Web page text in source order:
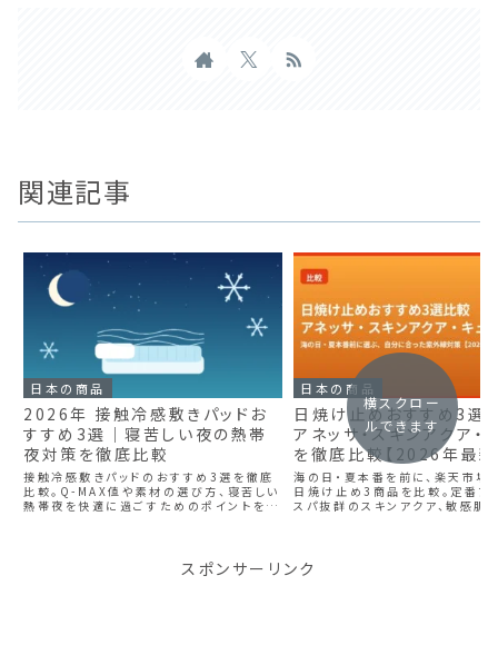
関連記事
日本の商品
2026年 接触冷感敷きパッドお
すすめ3選｜寝苦しい夜の熱帯
夜対策を徹底比較
接触冷感敷きパッドのおすすめ3選を徹底
比較。Q-MAX値や素材の選び方、寝苦しい
熱帯夜を快適に過ごすためのポイントを紹
日本の商品
日焼け止めおすすめ3選
アネッサ・スキンアクア・
を徹底比較【2026年最新
海の日・夏本番を前に、楽天市場
日焼け止め3商品を比較。定番ア
スパ抜群のスキンアクア、敏感肌
横スクロー
ルできます
スポンサーリンク